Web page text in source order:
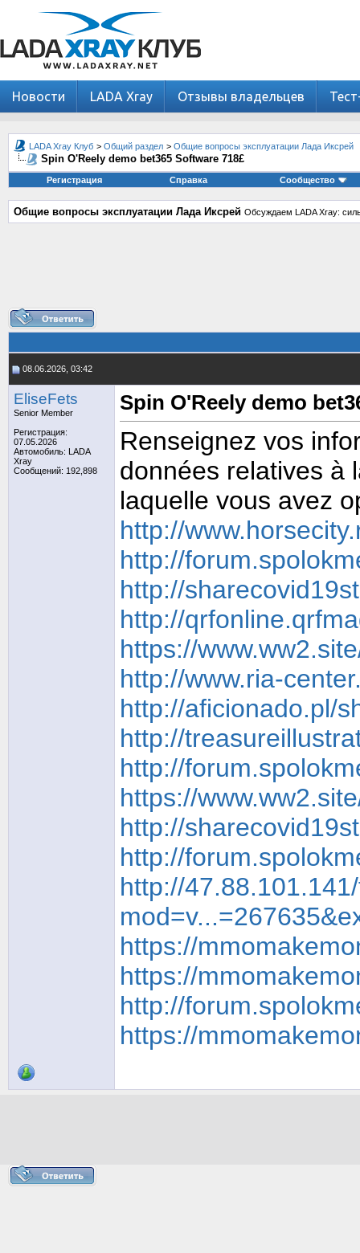
Новости LADA Xray Отзывы владельцев
LADA Xray Клуб > Общий раздел > Общие вопросы эксплуатации Лада Иксрей
Spin O'Reely demo bet365 Software 718£
Регистрация Справка Сообщество
Общие вопросы эксплуатации Лада Иксрей Обсуждаем LADA Xray:
08.06.2026, 03:42
EliseFets
Senior Member
Регистрация:
07.05.2026
Автомобиль: LADA
Xray
Сообщений: 192,898
Spin O'Reely demo
Renseignez vos
données relatives à
laquelle vous avez
http://
http://
http://
http://
https://
http://www.ria-
http://aficionado.pl/
http://
http://
https://
http://
http://
http://
https://
https://
http://
https://